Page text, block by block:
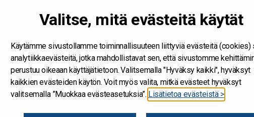
Valitse, mitä evästeitä käytät
Käytämme sivustollamme toiminnallisuuteen liittyviä evästeitä (cookies)
analytiikkaevästeitä, jotka mahdollistavat sen, että sivustomme
perustuu oikeaan käyttäjätietoon. Valitsemalla "Hyväksy kaikki", hyväksyt
kaikkien evästeiden käytön. Voit myös valita, mitkä evästeet hyväksyt
valitsemalla ”Muokkaa evästeasetuksia”. Lisätietoa evästeistä >